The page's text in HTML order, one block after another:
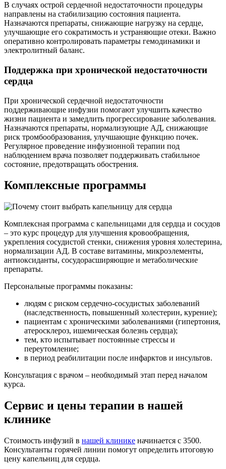
В случаях острой сердечной недостаточности процедуры
направлены на стабилизацию состояния пациента.
Назначаются препараты, снижающие нагрузку на сердце,
улучшающие его сократимость и устраняющие отеки. Важно
оперативно контролировать параметры гемодинамики и
электролитный баланс.
Поддержка при хронической недостаточности
сердца
При хронической сердечной недостаточности
поддерживающие инфузии помогают улучшить качество
жизни пациента и замедлить прогрессирование заболевания.
Назначаются препараты, нормализующие АД, снижающие
риск тромбообразования, улучшающие функцию почек.
Регулярное проведение инфузионной терапии под
наблюдением врача позволяет поддерживать стабильное
состояние, предотвращать обострения.
Комплексные программы
Комплексная программа с капельницами для сердца и сосудов
– это курс процедур для улучшения кровообращения,
укрепления сосудистой стенки, снижения уровня холестерина,
нормализации АД. В составе витамины, микроэлементы,
антиоксиданты, сосудорасширяющие и метаболические
препараты.
Персональные программы показаны:
людям с риском сердечно-сосудистых заболеваний
(наследственность, повышенный холестерин, курение);
пациентам с хроническими заболеваниями (гипертония,
атеросклероз, ишемическая болезнь сердца);
тем, кто испытывает постоянные стрессы и
переутомление;
в период реабилитации после инфарктов и инсультов.
Консультация с врачом – необходимый этап перед началом
курса.
Сервис и цены терапии в нашей
клинике
Стоимость инфузий в нашей клинике начинается с 3500.
Консультанты горячей линии помогут определить итоговую
цену капельниц для сердца.